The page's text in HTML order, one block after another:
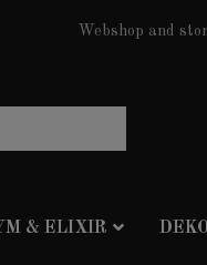
Webshop and
& ELIXIR